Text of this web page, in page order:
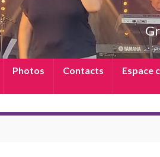
Photos Contacts Espace